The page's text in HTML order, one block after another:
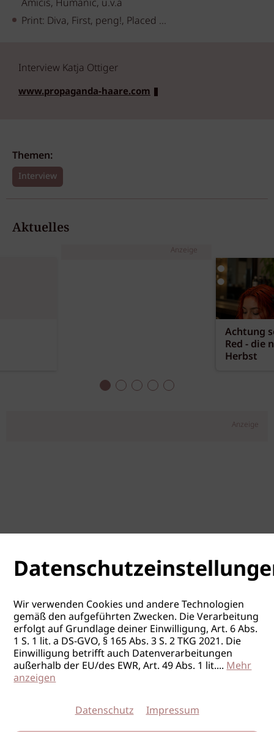
Amicis, Humanic, u.v.a
Print: Diva, First, peng!, Placed ...
Interview Katja Ottiger
www.propaganda-haare.com
Themen:
Interview
Aktuelles
Anzeige
Achtung
Red - die
Herbst
Anzeige
Wir verwenden Cookies und andere Technologien
gemäß den aufgeführten Zwecken. Die Verarbeitung
erfolgt auf Grundlage deiner Einwilligung, Art. 6 Abs.
1 S. 1 lit. a DS-GVO, § 165 Abs. 3 S. 2 TKG 2021. Die
Einwilligung betrifft auch Datenverarbeitungen
außerhalb der EU/des EWR, Art. 49 Abs. 1 lit....Mehr
anzeigen
Datenschutz Impressum